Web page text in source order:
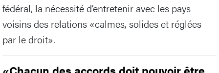
fédéral, la nécessité d’entretenir avec les pays
voisins des relations «calmes, solides et réglées
par le droit».